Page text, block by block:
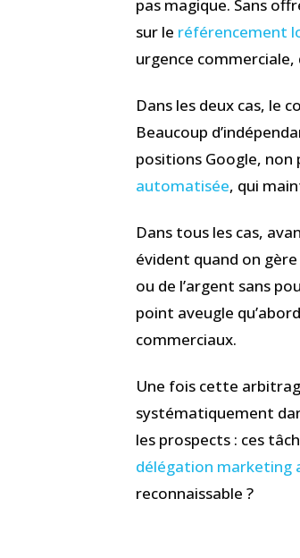
pas magique. Sans
sur le référencement
urgence
Dans les deux cas, le
Beaucoup
positions Google, non
automatisée, qui
Dans tous les cas,
évident quand on
ou de l’argent sans
point aveugle
commerciaux.
Une fois cette
systématiquement
les prospects : ces
délégation marketing
reconnaissable ?